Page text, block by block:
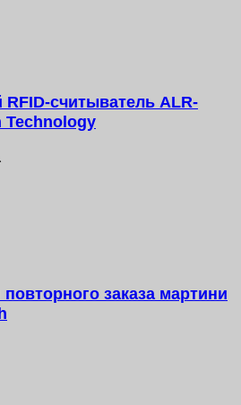
считыватель ALR-
Technology
заказа мартини